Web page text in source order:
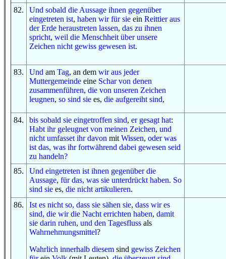
82. Und sobald die Aussage ihnen gegenüber
eingetreten ist, haben wir für sie ein Reittier aus
der Erde heraustreten lassen, das zu ihnen
spricht, weil die Menschheit überunsere
Zeichen nicht gewiss gewesen ist.
83. Und am Tag, an dem wir aus jeder
Muttergemeinde eine Schar von denen
zusammenführen, die von unseren Zeichen
leugnen, so sind sie es, die aufgereiht sind,
84. bis sobald sie eingetroffen sind, er gesagt hat:
Habt ihr geleugnet von meinen Zeichen, und
nicht umfasset ihr davon mit Wissen, oder was
ist das, was ihr fortwährend dabei gewesen seid
zu handeln?
85. Und eingetreten ist ihnen gegenüber die
Aussage, für das, was sie unterdrückt haben. So
sind sie es, die nicht artikulieren.
86. Ist es nicht so, dass sie sähen sie, dass wir es
sind, die wirdie Nacht errichten haben, damit
sie darin ruhen, und den Tagesfluss als
Wahrnehmungsmittel?
Wahrlich innerhalb diesem sind gewiss Zeichen